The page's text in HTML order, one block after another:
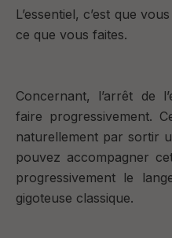
L’essentiel, c’est que
ce que vous faites.
Concernant, l’arrêt de
faire progressivement.
naturellement par sortir
pouvez accompagner
progressivement le
gigoteuse classique.